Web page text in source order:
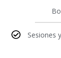
Sesiones